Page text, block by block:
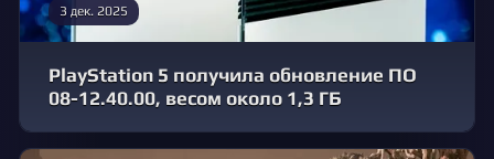
3 дек. 2025
PlayStation 5 получила обновление ПО
08-12.40.00, весом около 1,3 ГБ